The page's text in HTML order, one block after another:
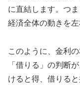
に直結します。つ
経済全体の動きを
このように、金利
「借りる」の判断
けると得、借りる